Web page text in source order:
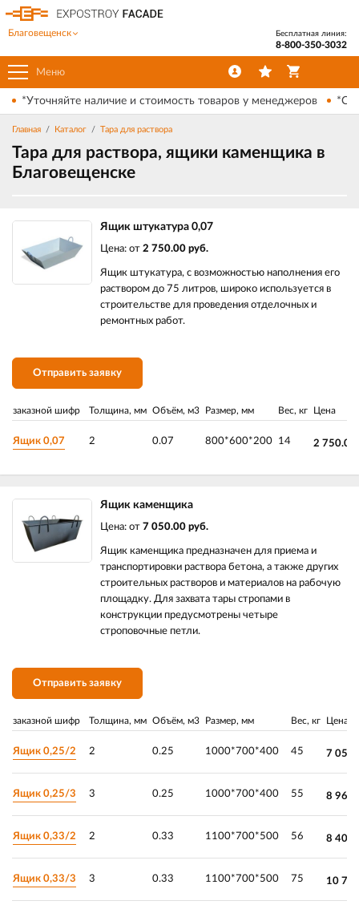
Меню
Благовещенск Бесплатная линия:
8-800-350-3032
*Уточняйте наличие и стоимость товаров у менеджеров
Главная Каталог Тара для раствора
Тара для раствора, ящики каменщика в
Благовещенске
Ящик штукатура 0,07
Цена: от 2 750.00 руб.
Ящик штукатура, с возможностью наполнения его
раствором до 75 литров, широко используется в
строительстве для проведения отделочных и
ремонтных работ.
Отправить заявку
заказной шифр Толщина, мм Объём, м3 Размер, мм Вес, кг Цена
Ящик 0,07 2 0.07 800*600*200 14 2 750.00
Ящик каменщика
Цена: от 7 050.00 руб.
Ящик каменщика предназначен для приема и
транспортировки раствора бетона, а также других
строительных растворов и материалов на рабочую
площадку. Для захвата тары стропами в
конструкции предусмотрены четыре
строповочные петли.
Отправить заявку
заказной шифр Толщина, мм Объём, м3 Размер, мм Вес, кг Цена
Ящик 0,25/2 2 0.25 1000*700*400 45 7
Ящик 0,25/3 3 0.25 1000*700*400 55 8
Ящик 0,33/2 2 0.33 1100*700*500 56 8
Ящик 0,33/3 3 0.33 1100*700*500 75 10